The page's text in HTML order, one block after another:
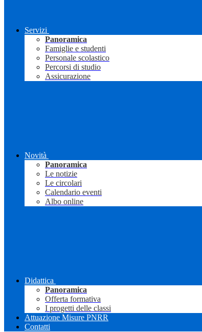
Servizi
Panoramica
Famiglie e studenti
Personale scolastico
Percorsi di studio
Assicurazione
Novità
Panoramica
Le notizie
Le circolari
Calendario eventi
Albo online
Didattica
Panoramica
Offerta formativa
I progetti delle classi
Attuazione Misure PNRR
Contatti